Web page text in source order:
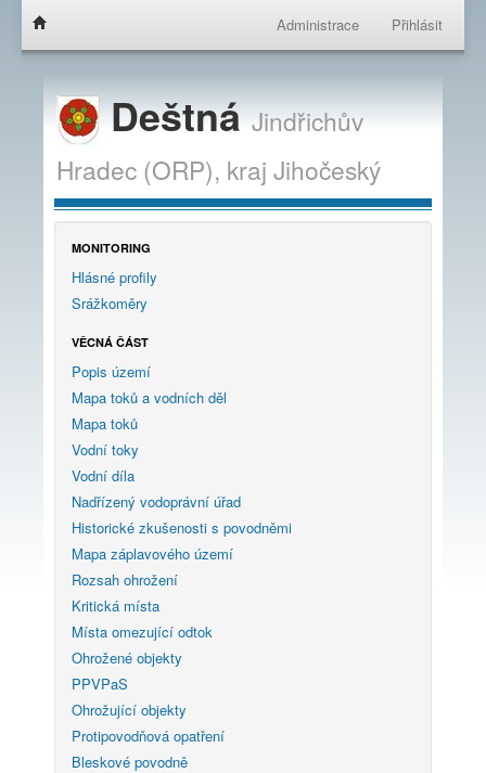
Administrace Přihlásit
DeštnáJindřichův
Hradec (ORP), kraj Jihočeský
MONITORING
Hlásné profily
Srážkoměry
VĚCNÁ ČÁST
Popis území
Mapa toků a vodních děl
Mapa toků
Vodní toky
Vodní díla
Nadřízený vodoprávní úřad
Historické zkušenosti s povodněmi
Mapa záplavového území
Rozsah ohrožení
Kritická místa
Místa omezující odtok
Ohrožené objekty
PPVPaS
Ohrožující objekty
Protipovodňová opatření
Bleskové povodně